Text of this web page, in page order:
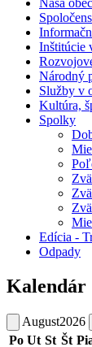
Naša
Inštitúcie
Národný
Služby v
Kultúra,
Spolky
Edícia -
Odpady
Kalendár
August2026
Po Ut St Št